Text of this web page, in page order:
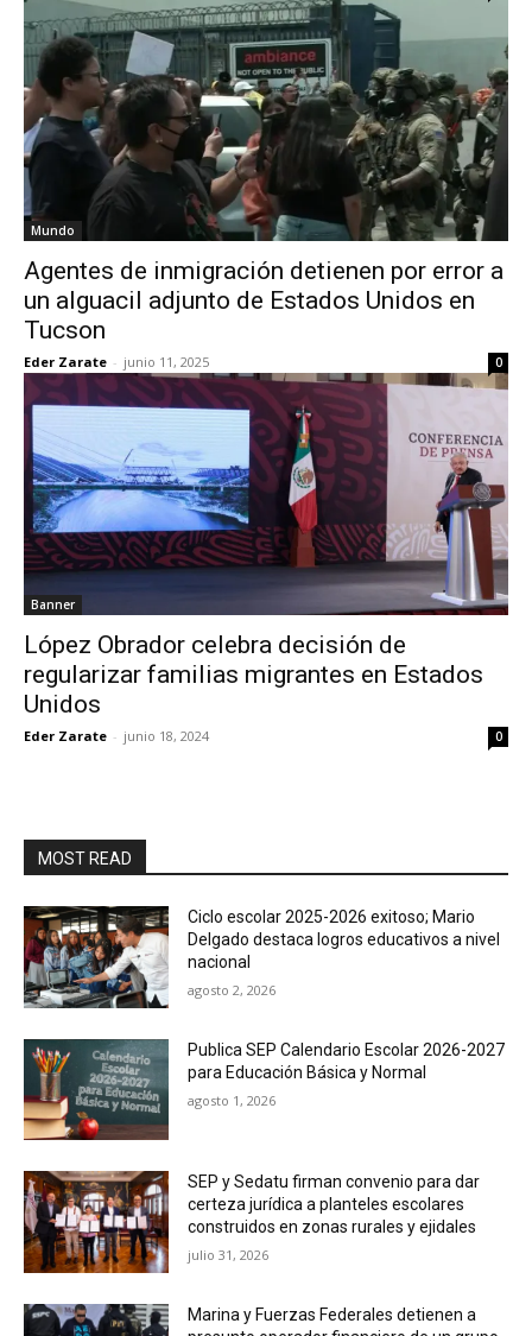
Mundo
Agentes de inmigración detienen por error a
un alguacil adjunto de Estados Unidos en
Tucson
Eder Zarate - junio 11, 2025 0
Banner
López Obrador celebra decisión de
regularizar familias migrantes en Estados
Unidos
Eder Zarate - junio 18, 2024 0
MOST READ
Ciclo escolar 2025-2026 exitoso; Mario
Delgado destaca logros educativos a nivel
nacional
agosto 2, 2026
Publica SEP Calendario Escolar 2026-2027
para Educación Básica y Normal
agosto 1, 2026
SEP y Sedatu firman convenio para dar
certeza jurídica a planteles escolares
construidos en zonas rurales y ejidales
julio 31, 2026
Marina y Fuerzas Federales detienen a